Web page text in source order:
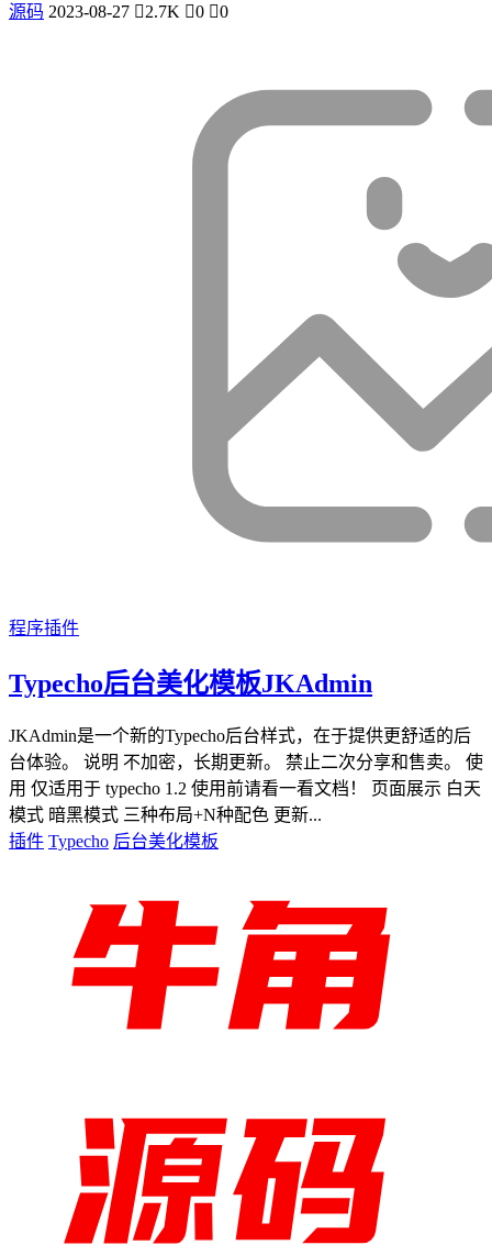
源码 2023-08-27 2.7K 0 0
程序插件
Typecho后台美化模板JKAdmin
JKAdmin是一个新的Typecho后台样式，在于提供更舒适的后
台体验。 说明 不加密，长期更新。 禁止二次分享和售卖。 使
用 仅适用于 typecho 1.2 使用前请看一看文档！ 页面展示 白天
模式 暗黑模式 三种布局+N种配色 更新...
插件 Typecho 后台美化模板